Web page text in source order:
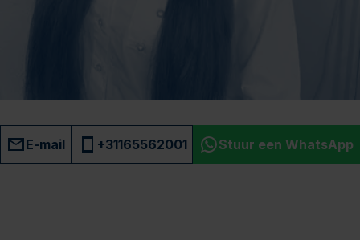
E-mail +31165562001 Stuur een WhatsApp